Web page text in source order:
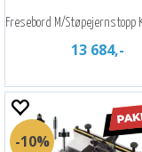
13 684,-
10%